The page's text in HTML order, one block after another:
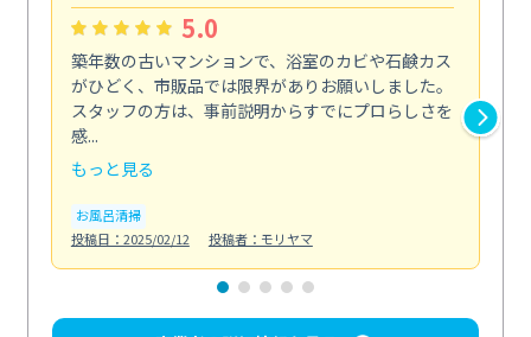
5.0
築年数の古いマンションで、浴室のカビや石鹸カス
がひどく、市販品では限界がありお願いしました。
スタッフの方は、事前説明からすでにプロらしさを
感...
もっと見る
お風呂清掃
投稿日：2025/02/12
投稿者：モリヤマ